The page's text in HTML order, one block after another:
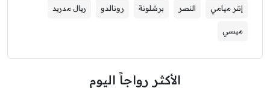
إنتر ميامي النصر برشلونة رونالدو ريال مدريد
ميسي
الأكثر رواجاً اليوم